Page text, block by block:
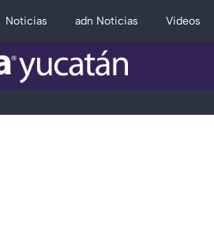
Noticias adn Noticias Videos